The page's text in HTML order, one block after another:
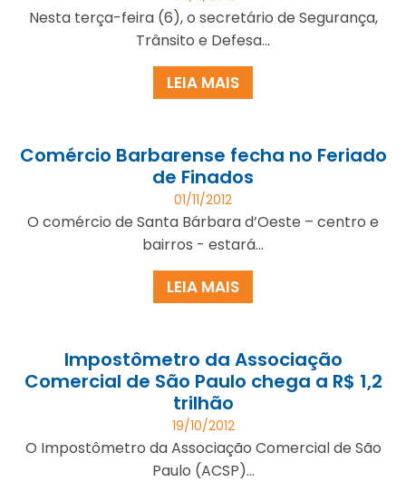
Nesta terça-feira (6), o secretário de Segurança,
Trânsito e Defesa...
LEIA MAIS
Comércio Barbarense fecha no Feriado
de Finados
01/11/2012
O comércio de Santa Bárbara d’Oeste – centro e
bairros - estará...
LEIA MAIS
Impostômetro da Associação
Comercial de São Paulo chega a R$ 1,2
trilhão
19/10/2012
O Impostômetro da Associação Comercial de São
Paulo (ACSP)...